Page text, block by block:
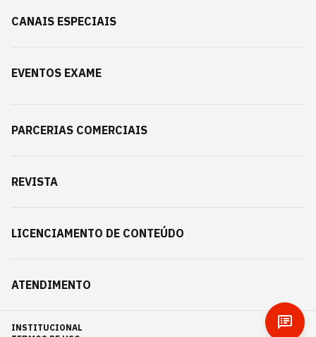
CANAIS ESPECIAIS
EVENTOS EXAME
PARCERIAS COMERCIAIS
REVISTA
LICENCIAMENTO DE CONTEÚDO
ATENDIMENTO
INSTITUCIONAL